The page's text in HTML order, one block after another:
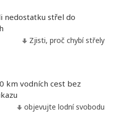
nedostatku střel do
Zjisti, proč chybí střely
km vodních cest bez
objevujte lodní svobodu